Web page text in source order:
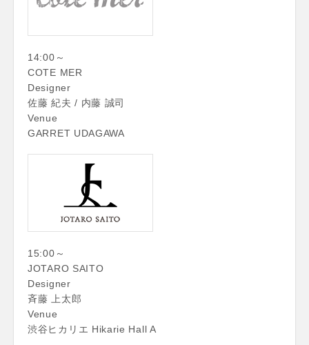
14:00～
COTE MER
Designer
佐藤 紀夫 / 内藤 誠司
Venue
GARRET UDAGAWA
15:00～
JOTARO SAITO
Designer
斉藤 上太郎
Venue
渋谷ヒカリエ Hikarie Hall A